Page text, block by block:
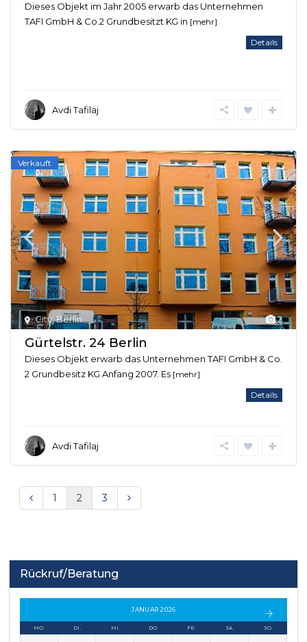
Dieses Objekt im Jahr 2005 erwarb das Unternehmen
TAFI GmbH & Co.2 Grundbesitzt KG in [mehr]
Details
Avdi Tafilaj
2
City,Berlin
Verkauft
Gürtelstr. 24 Berlin
Dieses Objekt erwarb das Unternehmen TAFI GmbH & Co.
2 Grundbesitz KG Anfang 2007. Es [mehr]
Details
Avdi Tafilaj
1 2 3
Rückruf/Beratung
JANUAR 2026
MO. DI. MI. DO. FR. SA. SO.